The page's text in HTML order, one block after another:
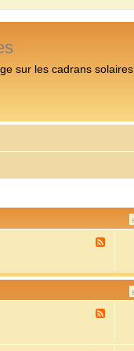
sur les cadrans solaires
x
x